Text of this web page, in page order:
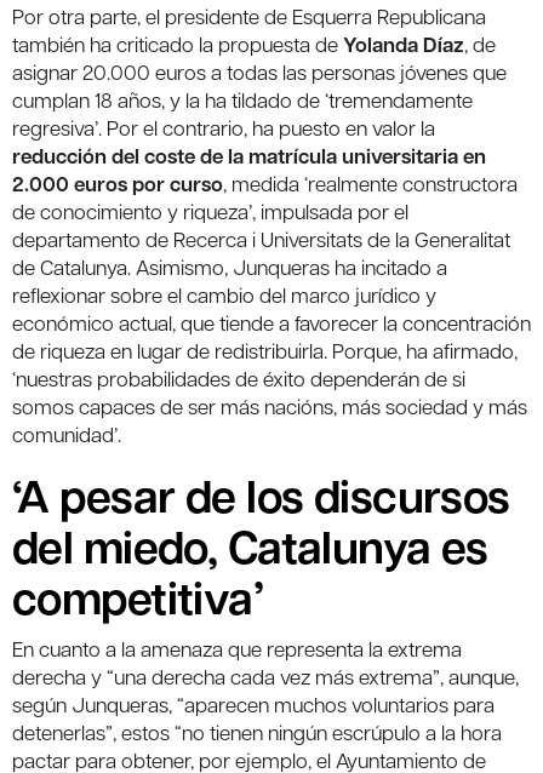
Por otra parte, el presidente de Esquerra Republicana
también ha criticado la propuesta deYolanda Díaz, de
asignar 20.000 euros a todas las personas jóvenes que
cumplan 18 años, y la ha tildado de ‘tremendamente
regresiva’. Por el contrario, ha puesto en valor la
reducción del coste de la matrícula universitaria en
2.000 euros por curso, medida ‘realmente constructora
de conocimiento y riqueza’, impulsada por el
departamento de Recerca i Universitats de la Generalitat
de Catalunya. Asimismo, Junqueras ha incitado a
reflexionar sobre el cambio del marco jurídico y
económico actual, que tiende a favorecer la concentración
de riqueza en lugar de redistribuirla. Porque, ha afirmado,
‘nuestras probabilidades de éxito dependerán de si
somos capaces de ser más nacións, más sociedad y más
comunidad’.
‘A pesar de los discursos
del miedo, Catalunya es
competitiva’
En cuanto a la amenaza que representa la extrema
derecha y “una derecha cada vez más extrema”, aunque,
según Junqueras, “aparecen muchos voluntarios para
detenerlas”, estos “no tienen ningún escrúpulo a la hora
pactar para obtener, por ejemplo, el Ayuntamiento de